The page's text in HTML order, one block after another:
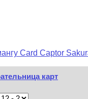
Card Captor
карт